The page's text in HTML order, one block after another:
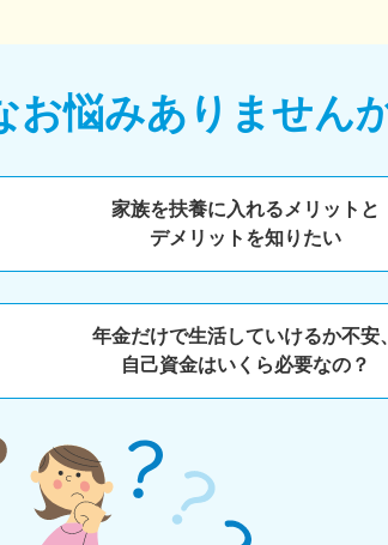
お悩みありません
家族を扶養に入れるメリットと
デメリットを知りたい
年金だけで生活していけるか不安
自己資金はいくら必要なの？